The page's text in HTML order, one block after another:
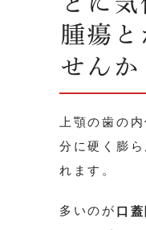
腫瘍と
せんか
上顎の歯の
分に硬く膨
れます。
多いのが 口